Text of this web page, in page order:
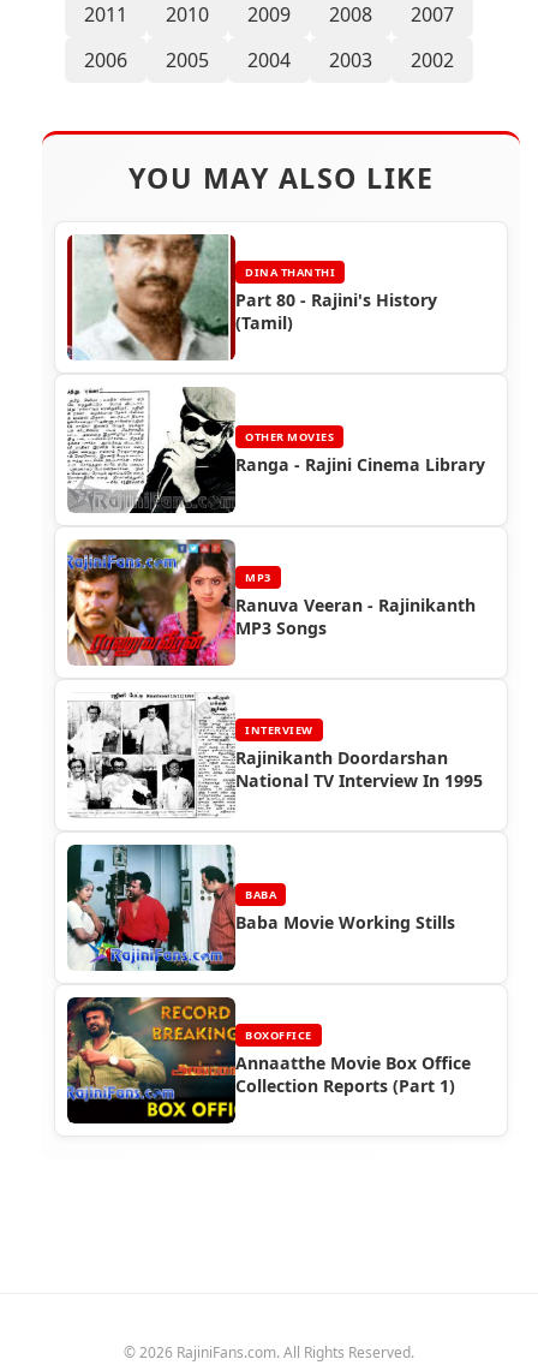
2011
2010 2009 2008
2007
2006
2005 2004 2003 2002
YOU MAY ALSO LIKE
DINA THANTHI
Part 80 - Rajini's History
(Tamil)
OTHER MOVIES
Ranga - Rajini Cinema Library
MP3
Ranuva Veeran - Rajinikanth
MP3 Songs
INTERVIEW
Rajinikanth Doordarshan
National TV Interview In 1995
BABA
Baba Movie Working Stills
BOXOFFICE
Annaatthe Movie Box Office
Collection Reports (Part 1)
© 2026 RajiniFans.com. All Rights Reserved.